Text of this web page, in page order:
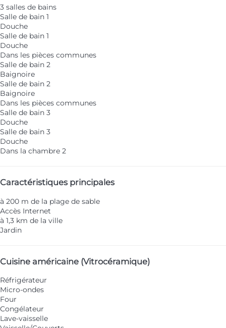
3 salles de bains
Salle de bain 1
Douche
Salle de bain 1
Douche
Dans les pièces communes
Salle de bain 2
Baignoire
Salle de bain 2
Baignoire
Dans les pièces communes
Salle de bain 3
Douche
Salle de bain 3
Douche
Dans la chambre 2
Caractéristiques principales
à 200 m de la plage de sable
Accès Internet
à 1,3 km de la ville
Jardin
Cuisine américaine (Vitrocéramique)
Réfrigérateur
Micro-ondes
Four
Congélateur
Lave-vaisselle